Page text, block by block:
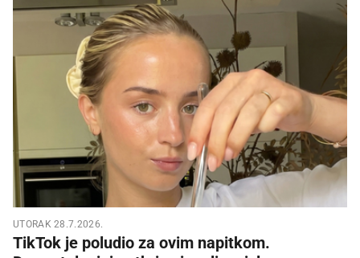
UTORAK 28.7.2026.
TikTok je poludio za ovim napitkom.